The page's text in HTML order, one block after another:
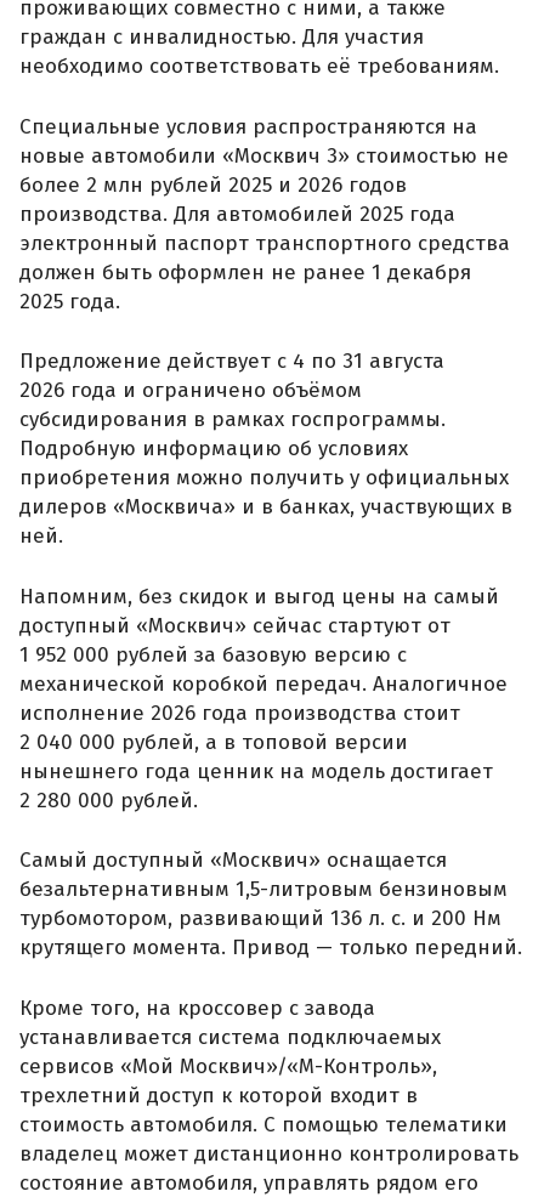
проживающих совместно с ними, а также
граждан с инвалидностью. Для участия
необходимо соответствовать её требованиям.
Специальные условия распространяются на
новые автомобили «Москвич 3» стоимостью не
более 2 млн рублей 2025 и 2026 годов
производства. Для автомобилей 2025 года
электронный паспорт транспортного средства
должен быть оформлен не ранее 1 декабря
2025 года.
Предложение действует с 4 по 31 августа
2026 года и ограничено объёмом
субсидирования в рамках госпрограммы.
Подробную информацию об условиях
приобретения можно получить у официальных
дилеров «Москвича» и в банках, участвующих в
ней.
Напомним, без скидок и выгод цены на самый
доступный «Москвич» сейчас стартуют от
1 952 000 рублей за базовую версию с
механической коробкой передач. Аналогичное
исполнение 2026 года производства стоит
2 040 000 рублей, а в топовой версии
нынешнего года ценник на модель достигает
2 280 000 рублей.
Самый доступный «Москвич» оснащается
безальтернативным 1,5-литровым бензиновым
турбомотором, развивающий 136 л. с. и 200 Нм
крутящего момента. Привод — только передний.
Кроме того, на кроссовер с завода
устанавливается система подключаемых
сервисов «Мой Москвич»/«М-Контроль»,
трехлетний доступ к которой входит в
стоимость автомобиля. С помощью телематики
владелец может дистанционно контролировать
состояние автомобиля, управлять рядом его